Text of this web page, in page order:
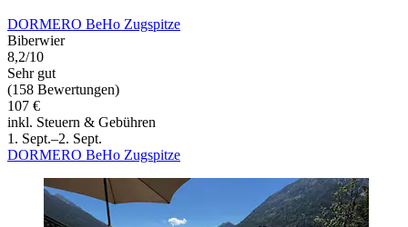
DORMERO BeHo Zugspitze
Biberwier
8,2/10
Sehr gut
(158 Bewertungen)
107 €
inkl. Steuern & Gebühren
1. Sept.–2. Sept.
DORMERO BeHo Zugspitze